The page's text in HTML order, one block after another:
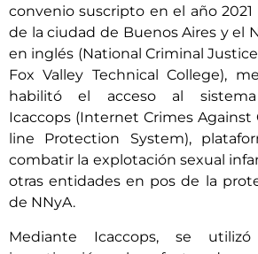
convenio suscripto en el año
de la ciudad de Buenos Aires y el
en inglés (National Criminal
Fox Valley Technical College),
habilitó el acceso al sistema
Icaccops (Internet Crimes Against
line Protection System),
combatir la explotación sexual
otras entidades en pos de la
de NNyA.
Mediante Icaccops, se